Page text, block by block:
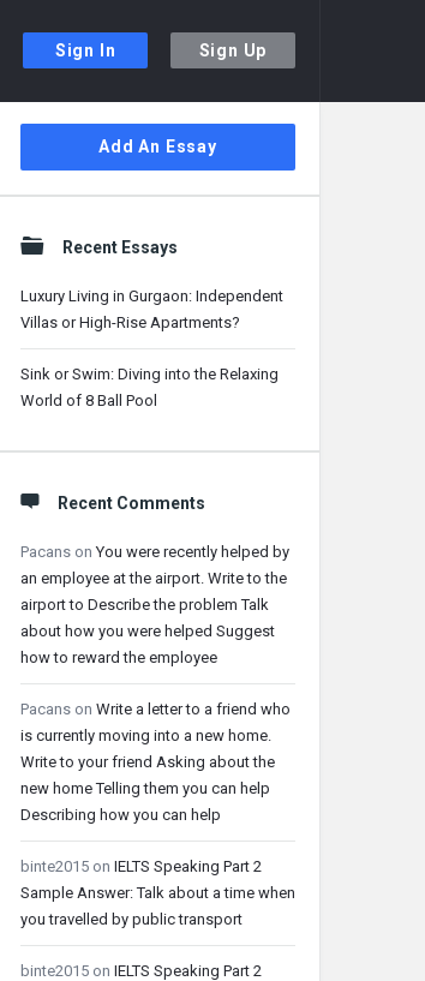
Sign In Sign Up
Sidebar
Add An Essay
Recent Essays
Luxury Living in Gurgaon: Independent
Villas or High-Rise Apartments?
Sink or Swim: Diving into the Relaxing
World of 8 Ball Pool
Recent Comments
Pacans onYou were recently helped by
an employee at the airport. Write to the
airport to Describe the problem Talk
about how you were helped Suggest
how to reward the employee
Pacans on Write a letter to a friend who
is currently moving into a new home.
Write to your friend Asking about the
new home Telling them you can help
Describing how you can help
binte2015 on IELTS Speaking Part 2
Sample Answer: Talk about a time when
you travelled by public transport
binte2015 on IELTS Speaking Part 2